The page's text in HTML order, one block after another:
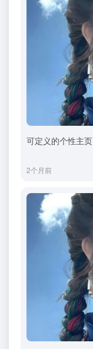
可定义的个性主页
2个月前